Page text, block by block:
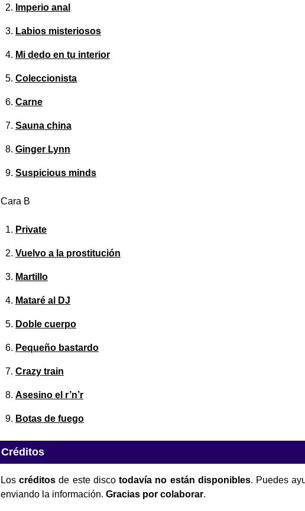
Imperio anal
Labios misteriosos
Mi dedo en tu interior
Coleccionista
Carne
Sauna china
Ginger Lynn
Suspicious minds
Cara B
Private
Vuelvo a la prostitución
Martillo
Mataré al DJ
Doble cuerpo
Pequeño bastardo
Crazy train
Asesino el r’n’r
Botas de fuego
Créditos
Loscréditos de este discotodavía no están disponibles. Puedes
enviando la información. Gracias por colaborar.